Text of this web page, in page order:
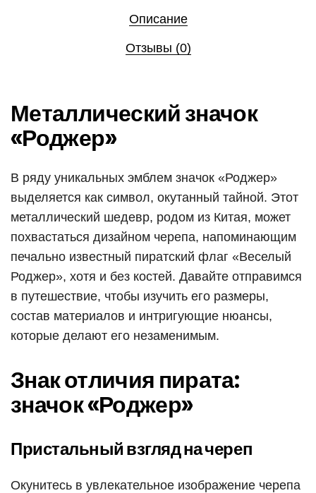
Описание
Отзывы (0)
Металлический значок
«Роджер»
В ряду уникальных эмблем значок «Роджер»
выделяется как символ, окутанный тайной. Этот
металлический шедевр, родом из Китая, может
похвастаться дизайном черепа, напоминающим
печально известный пиратский флаг «Веселый
Роджер», хотя и без костей. Давайте отправимся
в путешествие, чтобы изучить его размеры,
состав материалов и интригующие нюансы,
которые делают его незаменимым.
Знак отличия пирата:
значок «Роджер»
Пристальный взгляд на череп
Окунитесь в увлекательное изображение черепа